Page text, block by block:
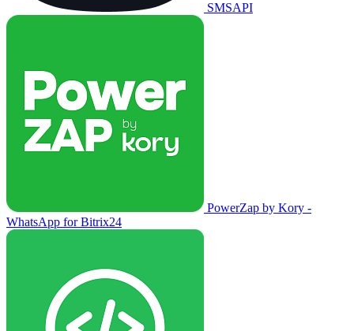
SMSAPI
PowerZap by Kory -
WhatsApp for Bitrix24